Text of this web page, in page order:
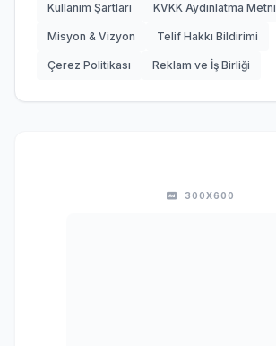
Kullanım Şartları KVKK Aydınlatma Metni
Misyon & Vizyon Telif Hakkı Bildirimi
Çerez Politikası Reklam ve İş Birliği
300X600